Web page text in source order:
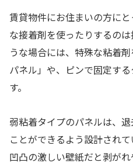
賃貸物件にお住まいの方に
な接着剤を使ったりするの
うな場合には、特殊な粘着
パネル」や、ピンで固定す
す。
弱粘着タイプのパネルは、
ことができるよう設計され
凹凸の激しい壁紙だと剥が